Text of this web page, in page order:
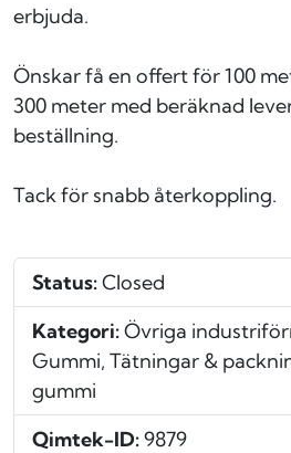
erbjuda.
Önskar få en offert för 100
300 meter med beräknad
beställning.
Tack för snabb återkoppling.
Status:Closed
Kategori:Övriga
Gummi, Tätningar &
gummi
Qimtek-ID:9879